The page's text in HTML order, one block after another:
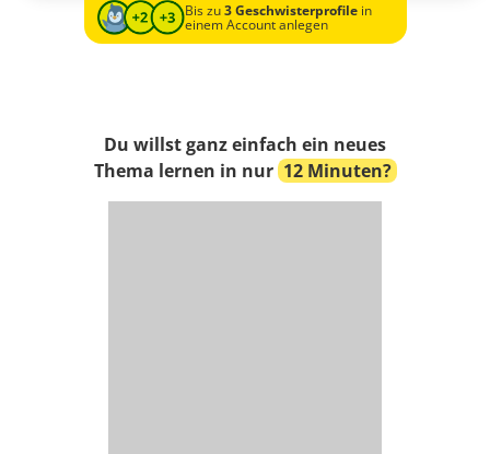
Bis zu3 Geschwisterprofilein
einem Account anlegen
Du willst ganz einfach ein neues
Thema lernen in nur 12 Minuten?